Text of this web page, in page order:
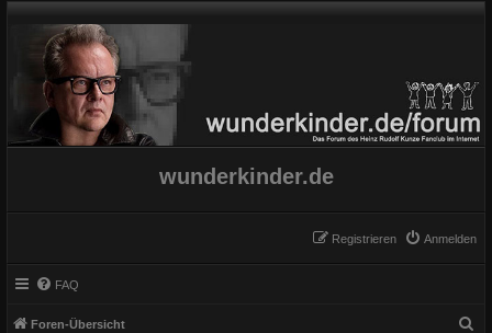
wunderkinder.de
Anmelden
Registrieren
FAQ
Foren-Übersicht